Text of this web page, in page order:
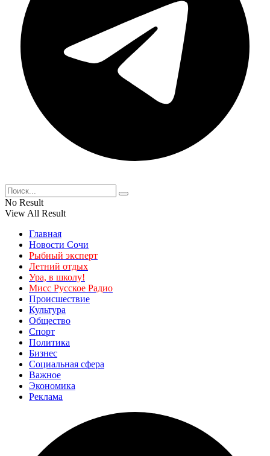
No Result
View All Result
Главная
Новости Сочи
Рыбный эксперт
Летний отдых
Ура, в школу!
Мисс Русское Радио
Происшествие
Культура
Общество
Спорт
Политика
Бизнес
Социальная сфера
Важное
Экономика
Реклама